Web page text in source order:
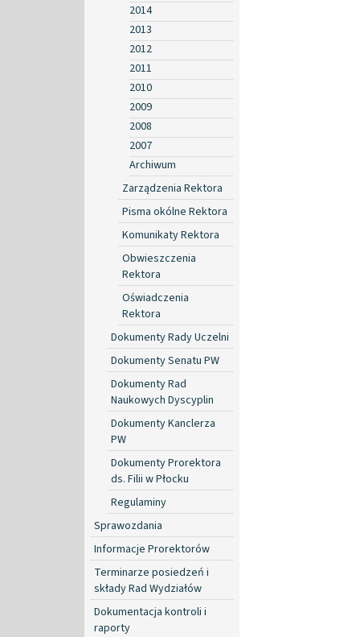
2014
2013
2012
2011
2010
2009
2008
2007
Archiwum
Zarządzenia Rektora
Pisma okólne Rektora
Komunikaty Rektora
Obwieszczenia
Rektora
Oświadczenia
Rektora
Dokumenty Rady Uczelni
Dokumenty Senatu PW
Dokumenty Rad
Naukowych Dyscyplin
Dokumenty Kanclerza
PW
Dokumenty Prorektora
ds. Filii w Płocku
Regulaminy
Sprawozdania
Informacje Prorektorów
Terminarze posiedzeń i
składy Rad Wydziałów
Dokumentacja kontroli i
raporty